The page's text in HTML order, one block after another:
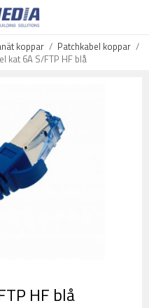
koppar / Patchkabel koppar /
kat 6A S/FTP HF blå
HF blå